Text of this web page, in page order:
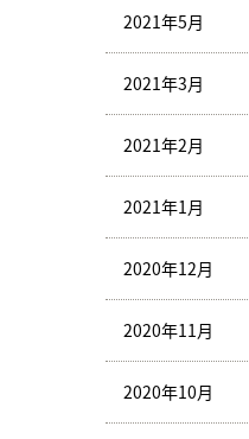
2021年5月
2021年3月
2021年2月
2021年1月
2020年12月
2020年11月
2020年10月